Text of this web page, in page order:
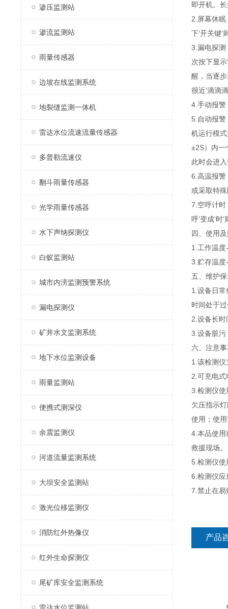
渗压监测站
渗流监测站
雨量传感器
边坡在线监测系统
地裂缝监测一体机
雷达水位流速流量传感器
多普勒流速仪
翻斗雨量传感器
光学雨量传感器
水下声纳探测仪
白蚁监测站
城市内涝监测预警系统
漏电探测仪
矿井水文监测系统
地下水位监测设备
雨量监测站
便携式测深仪
余震监测仪
河道流量监测系统
大坝安全监测站
激光位移监测仪
消防红外热像仪
红外生命探测仪
尾矿库安全监测系统
即开机。
2.屏幕休
下‘开关键’
3.漏电探测
次按下显
醒，当逐
很近‘滴滴
4.手动报警
5.自动报警
机运行模
±2S）内一
此时会进
6.高温报
或采取特
7.空呼计时
呼’变成‘
四、使用
1.工作温
3.贮存温
五、维护
1.设备日
时间处于
2.设备长
3.设备脏污
六、注意
1.该检测
2.可充电
3.检测仪使
欠压指示
使用；使
4.本品使用
救援现场。
5.检测仪使
6.检测仪应
7.禁止在易
产品